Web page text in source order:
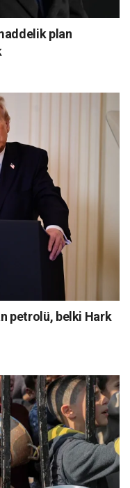
plan
petrolü, belki Hark